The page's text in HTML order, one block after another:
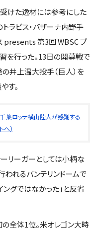
けた逸材には参考にした
ラビス・バザーナ内野手
ス presents 第3回 WBSC プ
を行った。13日の開幕戦で
井上温大投手（巨人）を
す。
葉ロッテ横山陸人が感謝する
）
リーガーとしては小柄な
われるバンテリンドームで
グではなかった」と反省
全体1位。米オレゴン大時